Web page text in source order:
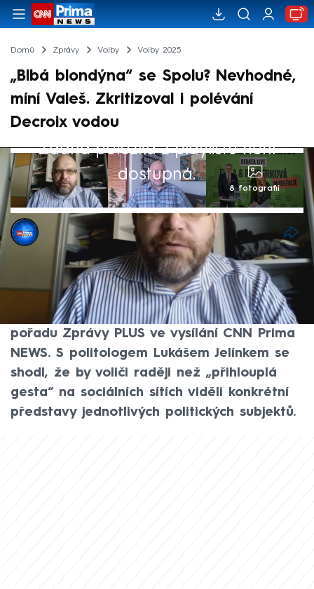
Domů Zprávy Volby Volby 2025
„Blbá blondýna“ se Spolu? Nevhodné,
míní Valeš. Zkritizoval i polévání
Decroix vodou
Žádná položka z playlistu není
dostupná.
8 fotografií
Barbora Kollárová
16. kvě 2025, 18:13
Působení herečky Ivy Pazderkové na
zahájení volební tour koalice Spolu hodnotí
politolog Lukáš Valeš jako nejisté. Řekl to v
pořadu Zprávy PLUS ve vysílání CNN Prima
NEWS. S politologem Lukášem Jelínkem se
shodl, že by voliči raději než „přihlouplá
gesta“ na sociálních sítích viděli konkrétní
představy jednotlivých politických subjektů.